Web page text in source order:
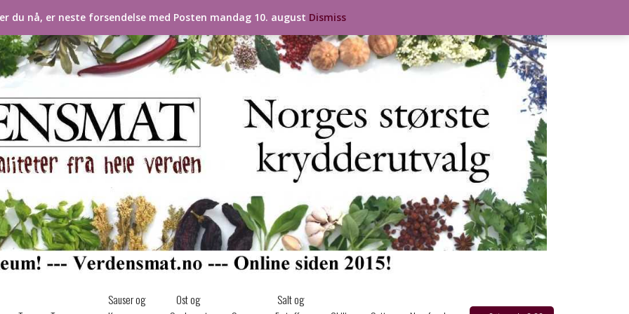
Sauser og
Ost og
Salt og
du nå, er neste forsendelse med Posten mandag 10. august Dismiss